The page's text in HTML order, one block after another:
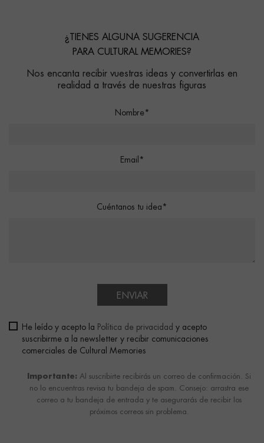
¿TIENES ALGUNA SUGERENCIA
PARA CULTURAL MEMORIES?
Nos encanta recibir vuestras ideas y convertirlas en
realidad a través de nuestras figuras
Nombre*
Email*
Cuéntanos tu idea*
ENVIAR
He leído y acepto la Política de privacidad y acepto
suscribirme a la newsletter y recibir comunicaciones
comerciales de Cultural Memories
Importante: Al suscribirte recibirás un correo de confirmación. Si
no lo encuentras revisa tu bandeja de spam. Consejo: arrastra ese
correo a tu bandeja de entrada y te asegurarás de recibir los
próximos correos sin problema.